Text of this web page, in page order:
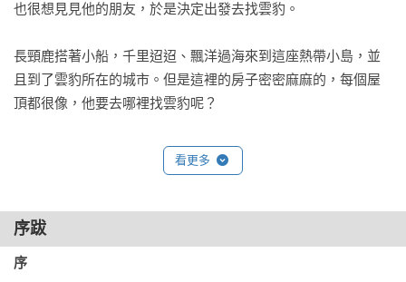
也很想見見他的朋友，於是決定出發去找雲豹。
長頸鹿搭著小船，千里迢迢、飄洋過海來到這座熱帶小島，並
且到了雲豹所在的城市。但是這裡的房子密密麻麻的，每個屋
頂都很像，他要去哪裡找雲豹呢？
於是，在高低錯落的城市屋頂迷宮中，長頸鹿一邊尋找雲豹的
身影，一邊慢慢發現乍看都很相像的屋頂，其實都各有不同的
菜園（他還被招待了幾片新鮮的高麗菜葉），還有的是鴿子和
蜜蜂的家……。而且，屋頂的形狀、顏色和材料也都不一樣。
看更多
序跋
序